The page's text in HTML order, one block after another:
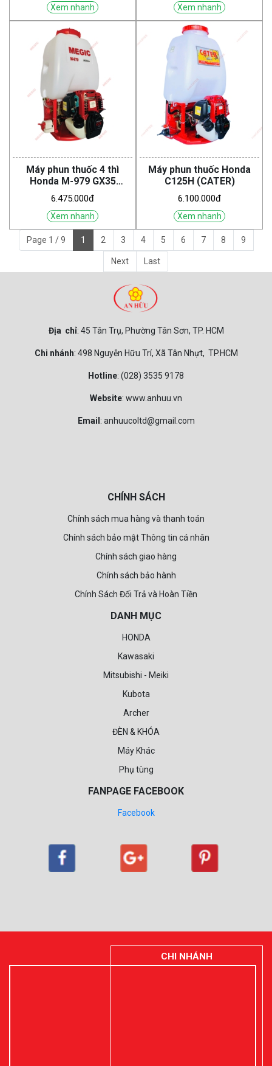
Xem nhanh Xem nhanh
Máy phun thuốc 4 thì
Honda M-979 GX35
(Megic)
6.475.000đ
Xem nhanh
Máy phun thuốc Honda
C125H (CATER)
6.100.000đ
Xem nhanh
Page 1 / 9 1 2 3 4 5 6 7 8 9
Next Last
Địa chỉ: 45 Tân Trụ, Phường Tân Sơn, TP. HCM
Chi nhánh: 498 Nguyễn Hữu Trí, Xã Tân Nhựt, TP.HCM
Hotline: (028) 3535 9178
Website: www.anhuu.vn
Email : anhuucoltd@gmail.com
CHÍNH SÁCH
Chính sách mua hàng và thanh toán
Chính sách bảo mật Thông tin cá nhân
Chính sách giao hàng
Chính sách bảo hành
Chính Sách Đổi Trả và Hoàn Tiền
DANH MỤC
HONDA
Kawasaki
Mitsubishi - Meiki
Kubota
Archer
ĐÈN & KHÓA
Máy Khác
Phụ tùng
FANPAGE FACEBOOK
Facebook
CHI NHÁNH